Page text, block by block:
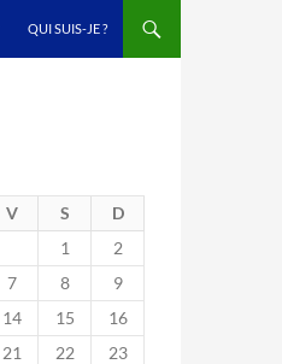
QUI SUIS-JE ?
V S
D
1
2
7 8
9
14 15
16
21 22
23